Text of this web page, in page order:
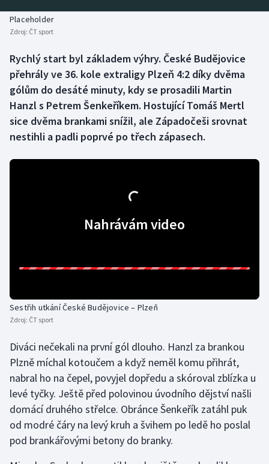
Boby a skeleton
Box
Curling
Dostihy
Florbal
Judo
Krasobruslení
Lezení
Lyže a snowboard
Moderní pětiboj
Motorsport
AZ kvíz
Placeholder
Zdroj: ČT sport
Rychlý start byl základem výhry. České Budějovice
přehrály ve 36. kole extraligy Plzeň 4:2 díky dvěma
gólům do desáté minuty, kdy se prosadili Martin
Hanzl s Petrem Šenkeříkem. Hostující Tomáš Mertl
sice dvěma brankami snížil, ale Západočeši srovnat
nestihli a padli poprvé po třech zápasech.
Nahrávám video
Sestřih utkání České Budějovice – Plzeň
Zdroj: ČT sport
Diváci nečekali na první gól dlouho. Hanzl za brankou
Plzně míchal kotoučem a když neměl komu přihrát,
nabral ho na čepel, povyjel dopředu a skóroval zblízka u
levé tyčky. Ještě před polovinou úvodního dějství našli
domácí druhého střelce. Obránce Šenkeřík zatáhl puk
od modré čáry na levý kruh a švihem po ledě ho poslal
pod brankářovými betony do branky.